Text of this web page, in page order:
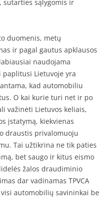
sutarties sąlygomis ir
duomenis, metų
ir pagal gautus apklausos
naudojama
Lietuvoje yra
kad automobiliu
O kai kurie turi net ir po
važinėti Lietuvos keliais,
įstatymą, kiekvienas
draustis privalomuoju
Tai užtikrina ne tik paties
bet saugo ir kitus eismo
žalos draudiminio
dar vadinamas TPVCA
automobilių savininkai be